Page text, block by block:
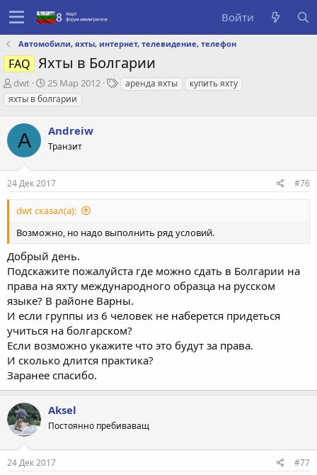
Войти
Автомобили, яхты, интернет, телевидение, телефон
FAQ Яхты в Болгарии
А
в
т
е
м
ы
dwt
Д
а
т
с
о
д
а
и
25 Мар 2012
Таренда яхты
купить яхту
яхты в болгарии
A Andreiw
Транзит
24 Дек 2017 #76
dwt сказал(а):
Возможно, но надо выполнить ряд условий.
Добрый день.
Подскажите пожалуйста где можно сдать в Болгарии на
права на яхту международного образца на русском
языке? В районе Варны.
И если группы из 6 человек не наберется придеться
учиться на болгарском?
Если возможно укажите что это будут за права.
И сколько длится практика?
Заранее спасибо.
Aksel
Постоянно пребиваващ
24 Дек 2017 #77